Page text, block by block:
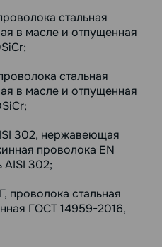
стальная
в масле и отпущенная
стальная
в масле и отпущенная
302, нержавеющая
проволока EN
AISI 302;
проволока стальная
ГОСТ 14959-2016,